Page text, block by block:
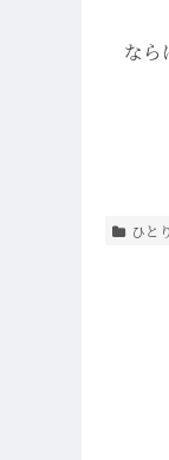
なら
ひと